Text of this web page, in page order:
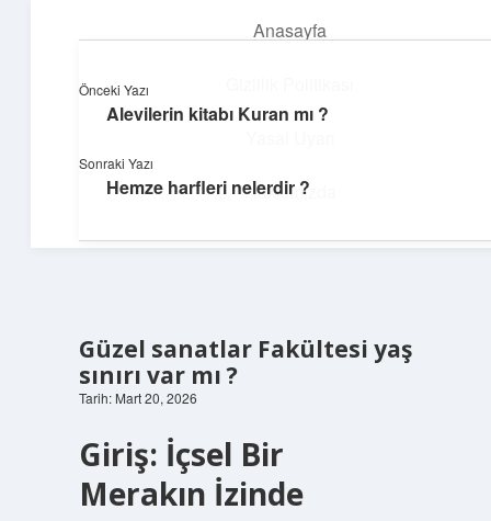
Anasayfa
Hakkımızda
Farklı bakış açılarıyla hayatı gör.
Güzel sanatlar Fakültesi yaş
sınırı var mı ?
Tarih: Mart 20, 2026
Giriş: İçsel Bir
Merakın İzinde
Önceki Yazı
Alevilerin kitabı Kuran mı ?
Sonraki Yazı
Hemze harfleri nelerdir ?